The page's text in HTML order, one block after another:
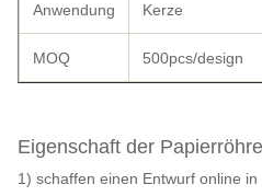
Anwendung Kerze
MOQ 500pcs/design
Eigenschaft der
1) schaffen einen Entwurf online in